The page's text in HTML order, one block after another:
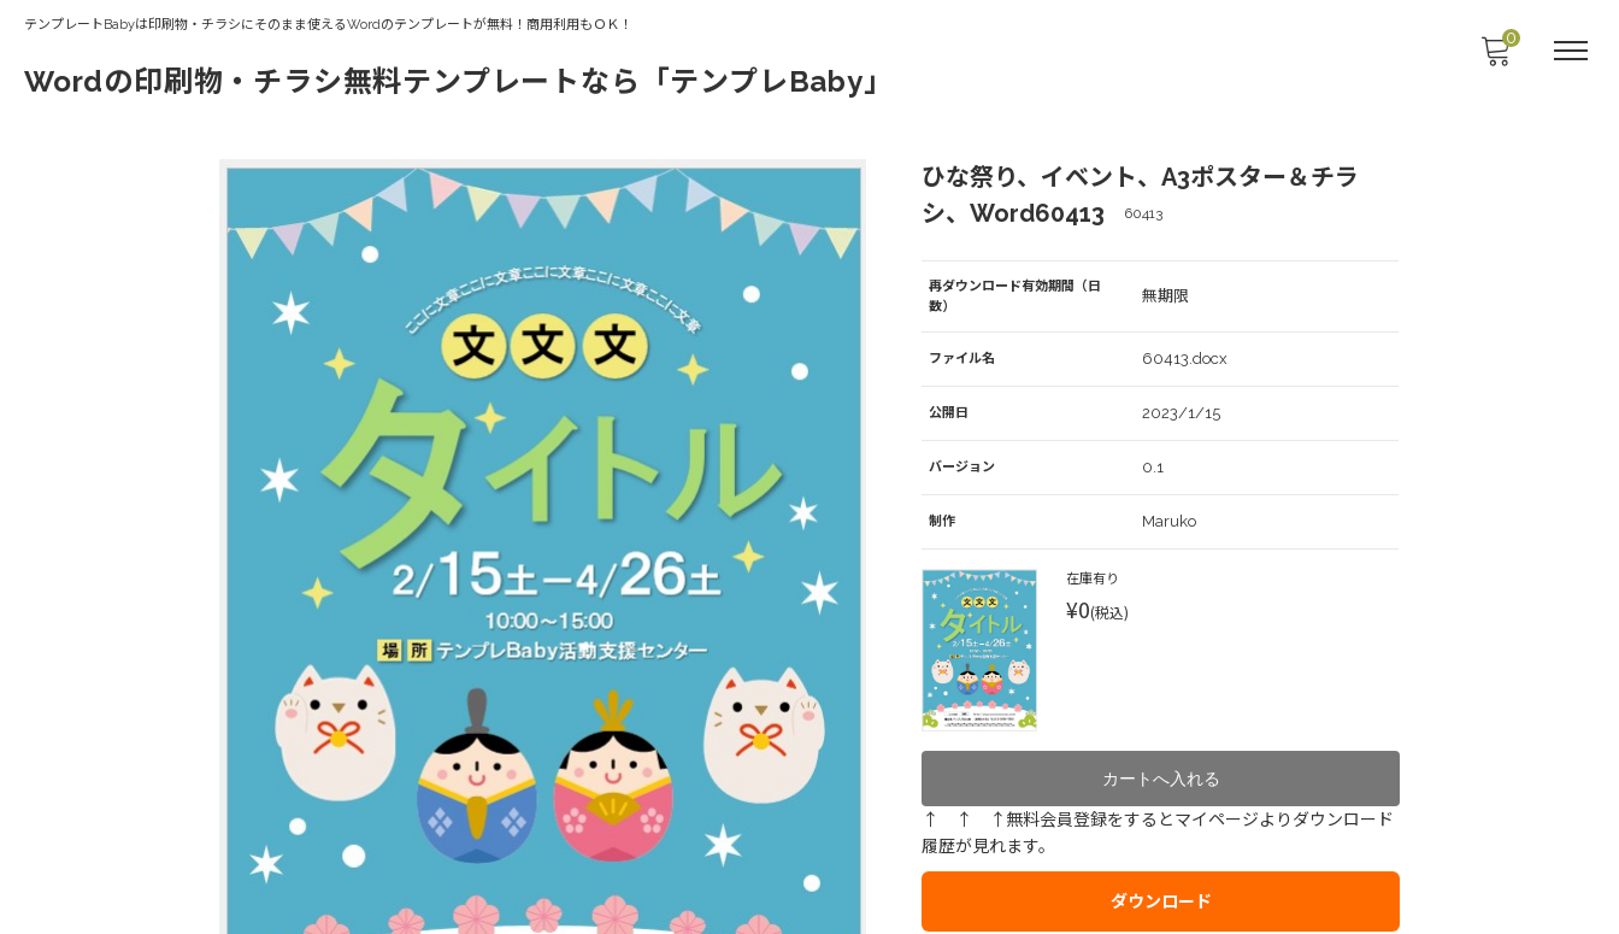
テンプレートBabyは印刷物・チラシにそのまま使えるWordのテンプレートが無料！商用利用もＯＫ！
Wordの印刷物・チラシ無料テンプレートなら「テンプレBaby」
0
ひな祭り、イベント、A3ポスター＆チラ
シ、Word60413
60413
再ダウンロード有効期間（日
数）
無期限
ファイル名 60413.docx
公開日 2023/1/15
バージョン 0.1
制作 Maruko
在庫有り
¥0(税込)
↑ ↑ ↑無料会員登録をするとマイページよりダウンロード
履歴が見れます。
ダウンロード